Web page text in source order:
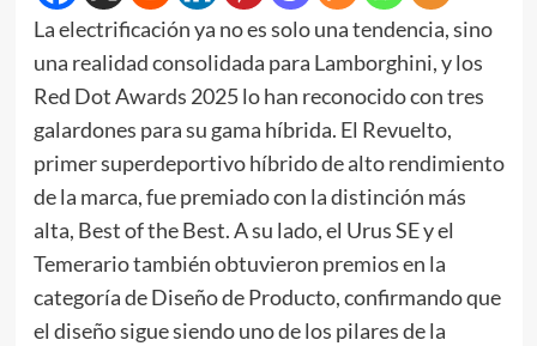
La electrificación ya no es solo una tendencia, sino
una realidad consolidada para Lamborghini, y los
Red Dot Awards 2025 lo han reconocido con tres
galardones para su gama híbrida. El Revuelto,
primer superdeportivo híbrido de alto rendimiento
de la marca, fue premiado con la distinción más
alta, Best of the Best. A su lado, el Urus SE y el
Temerario también obtuvieron premios en la
categoría de Diseño de Producto, confirmando que
el diseño sigue siendo uno de los pilares de la